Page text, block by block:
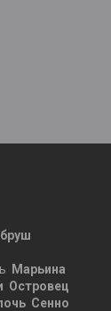
Марьина
Островец
Сенно